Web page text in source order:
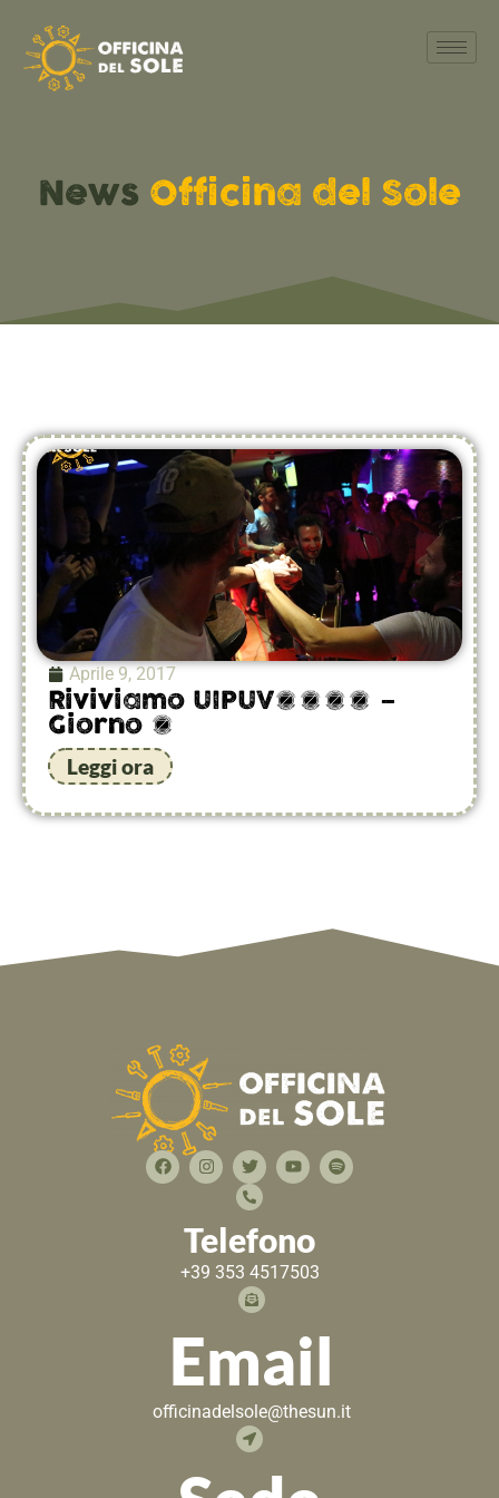
News Officina del Sole
Aprile 9, 2017
Riviviamo UIPUV2016 –
Giorno 8
Leggi ora
Telefono
+39 353 4517503
Email
officinadelsole@thesun.it